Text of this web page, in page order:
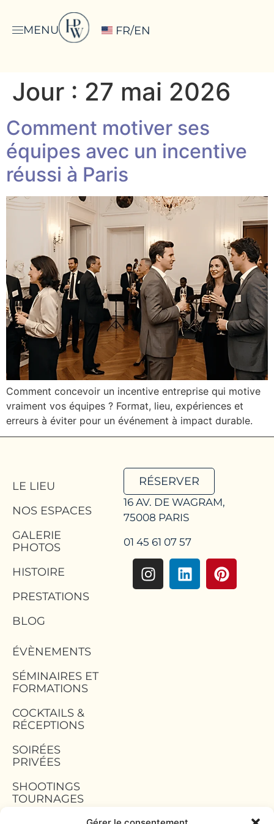
MENU FR/EN
Jour : 27 mai 2026
Comment motiver ses
équipes avec un incentive
réussi à Paris
Comment concevoir un incentive entreprise qui motive
vraiment vos équipes ? Format, lieu, expériences et
erreurs à éviter pour un événement à impact durable.
LE LIEU
NOS ESPACES
GALERIE
PHOTOS
HISTOIRE
PRESTATIONS
BLOG
ÉVÈNEMENTS
SÉMINAIRES ET
FORMATIONS
COCKTAILS &
RÉCEPTIONS
SOIRÉES
PRIVÉES
SHOOTINGS
TOURNAGES
RÉSERVER
16 AV. DE WAGRAM,
75008 PARIS
01 45 61 07 57